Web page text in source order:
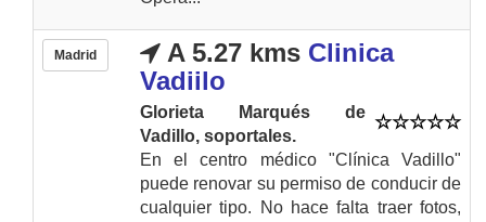
Madrid A 5.27 kms Clinica
Vadiilo
Glorieta Marqués de
Vadillo, soportales.
En el centro médico "Clínica Vadillo"
puede renovar su permiso de conducir de
cualquier tipo. No hace falta traer fotos,